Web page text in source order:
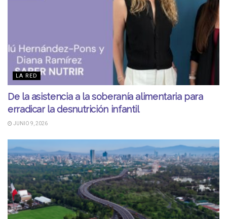
LA RED
De la asistencia a la soberanía alimentaria para
erradicar la desnutrición infantil
JUNIO 9, 2026